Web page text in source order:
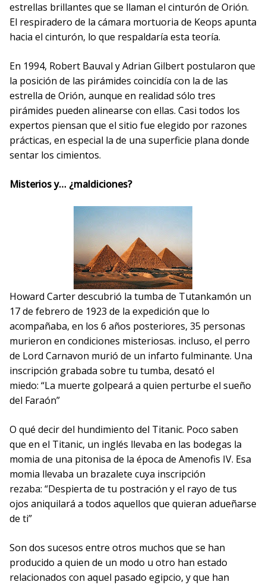
estrellas brillantes que se llaman el cinturón de Orión.
El respiradero de la cámara mortuoria de Keops apunta
hacia el cinturón, lo que respaldaría esta teoría.
En 1994, Robert Bauval y Adrian Gilbert postularon que
la posición de las pirámides coincidía con la de las
estrella de Orión, aunque en realidad sólo tres
pirámides pueden alinearse con ellas. Casi todos los
expertos piensan que el sitio fue elegido por razones
prácticas, en especial la de una superficie plana donde
sentar los cimientos.
Misterios y… ¿maldiciones?
Howard Carter descubrió la tumba de Tutankamón un
17 de febrero de 1923 de la expedición que lo
acompañaba, en los 6 años posteriores, 35 personas
murieron en condiciones misteriosas. incluso, el perro
de Lord Carnavon murió de un infarto fulminante. Una
inscripción grabada sobre tu tumba, desató el
miedo: “La muerte golpeará a quien perturbe el sueño
del Faraón”
O qué decir del hundimiento del Titanic. Poco saben
que en el Titanic, un inglés llevaba en las bodegas la
momia de una pitonisa de la época de Amenofis IV. Esa
momia llevaba un brazalete cuya inscripción
rezaba: “Despierta de tu postración y el rayo de tus
ojos aniquilará a todos aquellos que quieran adueñarse
de ti”
Son dos sucesos entre otros muchos que se han
producido a quien de un modo u otro han estado
relacionados con aquel pasado egipcio, y que han